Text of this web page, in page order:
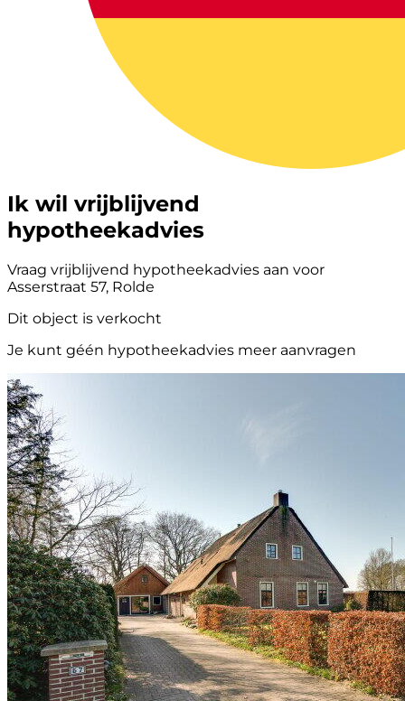
Ik wil vrijblijvend
hypotheekadvies
Vraag vrijblijvend hypotheekadvies aan voor
Asserstraat 57, Rolde
Dit object is verkocht
Je kunt géén hypotheekadvies meer aanvragen